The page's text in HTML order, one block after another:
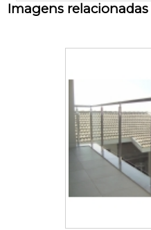
Imagens relacionadas